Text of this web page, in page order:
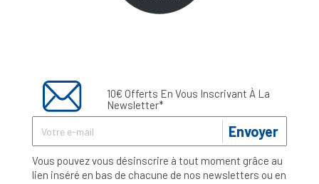
10€ Offerts En Vous Inscrivant À La
Newsletter*
Envoyer
Vous pouvez vous désinscrire à tout moment grâce au
lien inséré en bas de chacune de nos newsletters ou en